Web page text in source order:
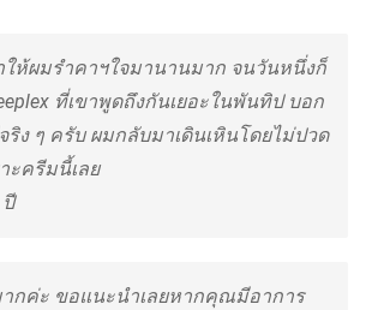
ห้ผมรำคาฯใจมานานมาก จนวันหนึ่งก็
ที่เขาพูดถึงกันเยอะในพันทิป บอก
ริง ๆ ครับ ผมกลับมาเดินเหินโดยไม่ปวด
ะครีมนี้เลย
ปี
ากค่ะ ขอแนะนำเลยหากคุณมีอาการ